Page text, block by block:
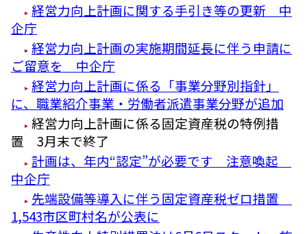
経営力向上計画に関する手引き等の更新 中
企庁
経営力向上計画の実施期間延長に伴う申請に
ご留意を 中企庁
経営力向上計画に係る「事業分野別指針」
に、職業紹介事業・労働者派遣事業分野が追加
経営力向上計画に係る固定資産税の特例措
置 3月末で終了
計画は、年内“認定”が必要です 注意喚起
中企庁
先端設備等導入に伴う固定資産税ゼロ措置
1,543市区町村名が公表に